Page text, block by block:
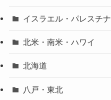
イスラエル・パレスチナ
北米・南米・ハワイ
北海道
八戸・東北